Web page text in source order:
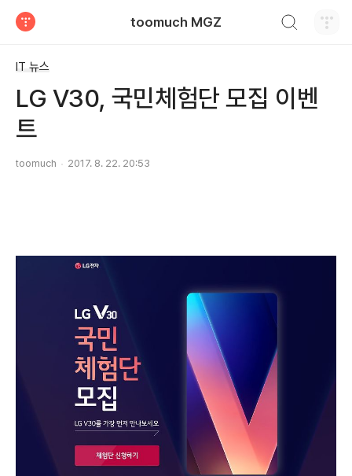
toomuch MGZ
IT 뉴스
LG V30, 국민체험단 모집 이벤
트
toomuch 2017. 8. 22. 20:53